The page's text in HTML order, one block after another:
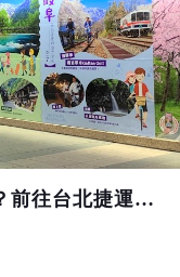
下一趟日本旅遊去哪裡？前往台北捷運中山站看壁面廣告拍照找答案